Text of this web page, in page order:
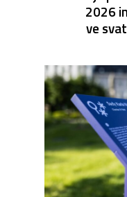
2026
ve